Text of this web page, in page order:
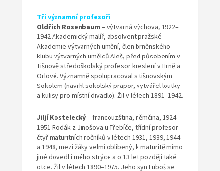
Tři významní profesoři
Oldřich Rosenbaum – výtvarná výchova, 1922–
1942 Akademický malíř, absolvent pražské
Akademie výtvarných umění, člen brněnského
klubu výtvarných umělců Aleš, před působením v
Tišnově středoškolský profesor kreslení v Brně a
Orlové. Významně spolupracoval s tišnovským
Sokolem (navrhl sokolský prapor, vytvářel loutky
a kulisy pro místní divadlo). Žil v létech 1891–1942.
Jiljí Kostelecký– francouzština, němčina, 1924–
1951 Rodák z Jinošova u Třebíče, třídní profesor
čtyř maturitních ročníků v létech 1931, 1939, 1944
a 1948, mezi žáky velmi oblíbený, k maturitě mimo
jiné dovedl i mého strýce a o 13 let později také
otce. Žil v létech 1890–1975. Jeho syn Luboš se